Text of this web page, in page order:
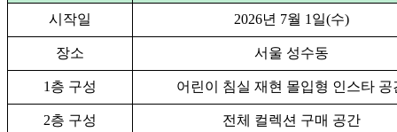
시작일 2026년 7월 1일(수)
장소 서울 성수동
1층 구성 어린이 침실 재현 몰입형 인스타 공
2층 구성 전체 컬렉션 구매 공간